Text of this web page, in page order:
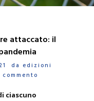
attaccato: il
da edizioni
ciascuno